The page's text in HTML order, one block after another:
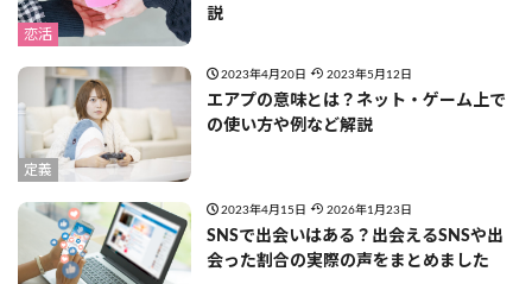
恋活
説
定義
2023年4月20日 2023年5月12日
エアプの意味とは？ネット・ゲーム上で
の使い方や例など解説
2023年4月15日 2026年1月23日
SNSで出会いはある？出会えるSNSや出
会った割合の実際の声をまとめました